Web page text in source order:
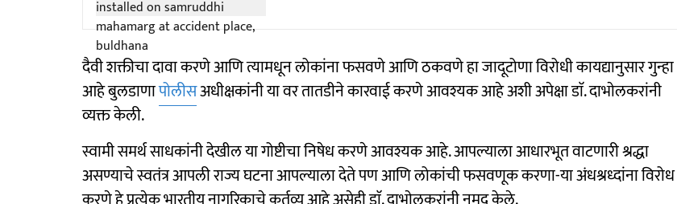
दैवी शक्तीचा दावा करणे आणि त्यामधून लोकांना फसवणे आणि ठकवणे हा जादूटोणा विरोधी कायद्यानुसार गुन्हा
आहे बुलडाणापोलीसअधीक्षकांनी या वर तातडीने कारवाई करणे आवश्यक आहे अशी अपेक्षा डाॅ. दाभाेलकरांनी
व्यक्त केली.
स्वामी समर्थ साधकांनी देखील या गोष्टीचा निषेध करणे आवश्यक आहे. आपल्याला आधारभूत वाटणारी श्रद्धा
असण्याचे स्वतंत्र आपली राज्य घटना आपल्याला देते पण आणि लोकांची फसवणूक करणा-या अंधश्रध्दांना विरोध